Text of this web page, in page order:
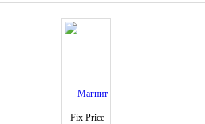
Fix Price